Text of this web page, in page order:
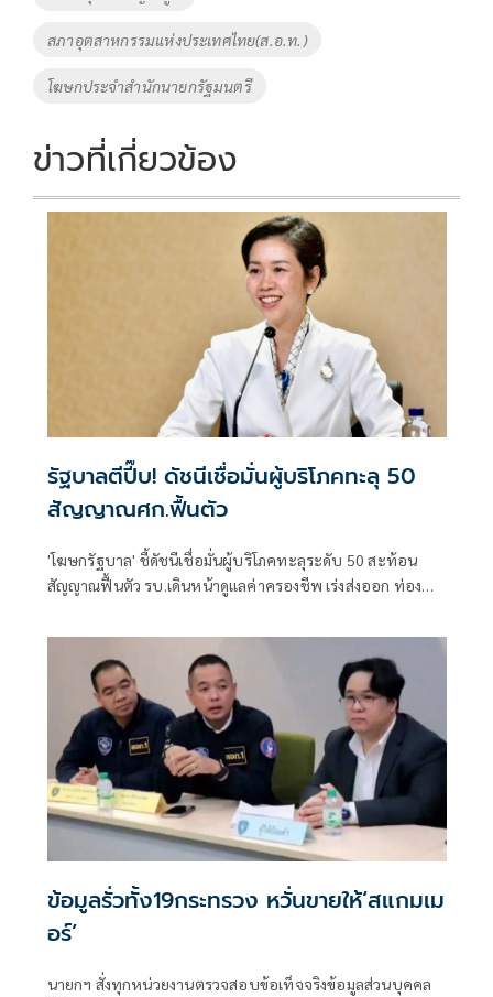
สภาอุตสาหกรรมแห่งประเทศไทย(ส.อ.ท.)
โฆษกประจำสำนักนายกรัฐมนตรี
ข่าวที่เกี่ยวข้อง
รัฐบาลตีปี๊บ! ดัชนีเชื่อมั่นผู้บริโภคทะลุ 50
สัญญาณศก.ฟื้นตัว
'โฆษกรัฐบาล' ชี้ดัชนีเชื่อมั่นผู้บริโภคทะลุระดับ 50 สะท้อน
สัญญาณฟื้นตัว รบ.เดินหน้าดูแลค่าครองชีพ เร่งส่งออก ท่อง
ข้อมูลรั่วทั้ง19กระทรวง หวั่นขายให้‘สแกมเม
อร์’
นายกฯ สั่งทุกหน่วยงานตรวจสอบข้อเท็จจริงข้อมูลส่วนบุคคล